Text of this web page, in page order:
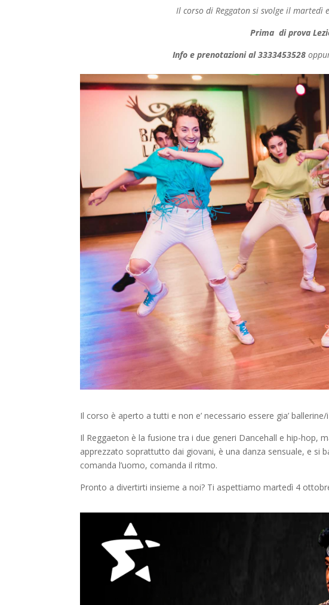
Il corso di Reggaton si svolge il martedì
Prima di prova
Info e prenotazioni al 3333453528
Il corso è aperto a tutti e non e’ necessario essere gia’
Il Reggaeton è la fusione tra i due generi Dancehall e hip-hop,
apprezzato soprattutto dai giovani, è una danza sensuale, e si
comanda l’uomo, comanda il ritmo.
Pronto a divertirti insieme a noi? Ti aspettiamo martedì 4